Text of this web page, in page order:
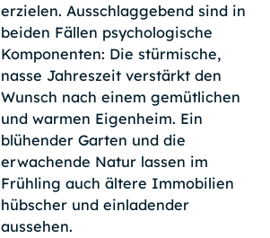
erzielen. Ausschlaggebend sind in
beiden Fällen psychologische
Komponenten: Die stürmische,
nasse Jahreszeit verstärkt den
Wunsch nach einem gemütlichen
und warmen Eigenheim. Ein
blühender Garten und die
erwachende Natur lassen im
Frühling auch ältere Immobilien
hübscher und einladender
aussehen.